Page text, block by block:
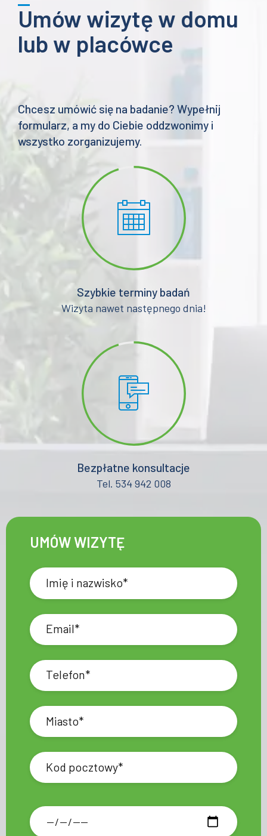
Umów wizytę w domu
lub w placówce
Chcesz umówić się na badanie? Wypełnij
formularz, a my do Ciebie oddzwonimy i
wszystko zorganizujemy.
Szybkie terminy badań
Wizyta nawet następnego dnia!
Bezpłatne konsultacje
Tel. 534 942 008
UMÓW WIZYTĘ